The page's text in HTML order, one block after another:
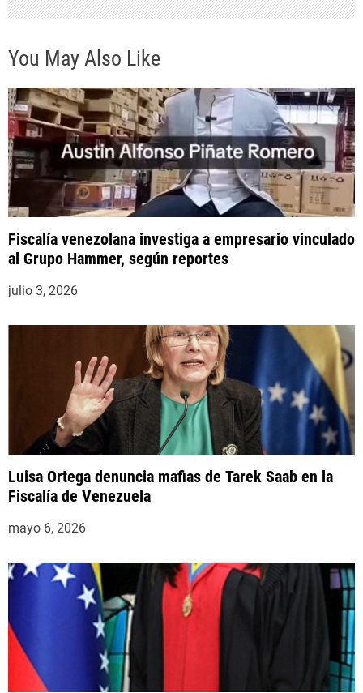
r
a
d
a
s
You May Also Like
Fiscalía venezolana investiga a empresario vinculado
al Grupo Hammer, según reportes
julio 3, 2026
Luisa Ortega denuncia mafias de Tarek Saab en la
Fiscalía de Venezuela
mayo 6, 2026